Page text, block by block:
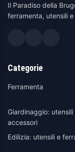
Il Paradiso della
ferramenta, utensili
Categorie
Ferramenta
Giardinaggio: utensili
accessori
Edilizia: utensili e